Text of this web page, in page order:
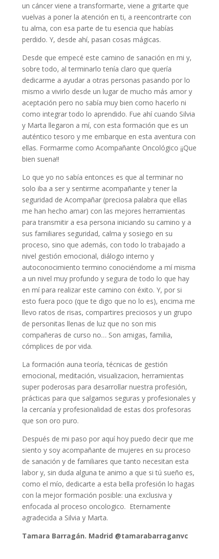
un cáncer viene a transformarte, viene a gritarte que
vuelvas a poner la atención en ti, a reencontrarte con
tu alma, con esa parte de tu esencia que habías
perdido. Y, desde ahí, pasan cosas mágicas.
Desde que empecé este camino de sanación en mi y,
sobre todo, al terminarlo tenía claro que quería
dedicarme a ayudar a otras personas pasando por lo
mismo a vivirlo desde un lugar de mucho más amor y
aceptación pero no sabía muy bien como hacerlo ni
como integrar todo lo aprendido. Fue ahí cuando Silvia
y Marta llegaron a mí, con esta formación que es un
auténtico tesoro y me embarque en esta aventura con
ellas. Formarme como Acompañante Oncológico ¡¡Que
bien suena!!
Lo que yo no sabía entonces es que al terminar no
solo iba a ser y sentirme acompañante y tener la
seguridad de Acompañar (preciosa palabra que ellas
me han hecho amar) con las mejores herramientas
para transmitir a esa persona iniciando su camino y a
sus familiares seguridad, calma y sosiego en su
proceso, sino que además, con todo lo trabajado a
nivel gestión emocional, diálogo interno y
autoconocimiento termino conociéndome a mí misma
a un nivel muy profundo y segura de todo lo que hay
en mí para realizar este camino con éxito. Y, por si
esto fuera poco (que te digo que no lo es), encima me
llevo ratos de risas, compartires preciosos y un grupo
de personitas llenas de luz que no son mis
compañeras de curso no… Son amigas, familia,
cómplices de por vida.
La formación auna teoría, técnicas de gestión
emocional, meditación, visualizacion, herramientas
super poderosas para desarrollar nuestra profesión,
prácticas para que salgamos seguras y profesionales y
la cercanía y profesionalidad de estas dos profesoras
que son oro puro.
Después de mi paso por aquí hoy puedo decir que me
siento y soy acompañante de mujeres en su proceso
de sanación y de familiares que tanto necesitan esta
labor y, sin duda alguna te animo a que si tú sueño es,
como el mío, dedicarte a esta bella profesión lo hagas
con la mejor formación posible: una exclusiva y
enfocada al proceso oncologico. Eternamente
agradecida a Silvia y Marta.
Tamara Barragán. Madrid @tamarabarraganvc